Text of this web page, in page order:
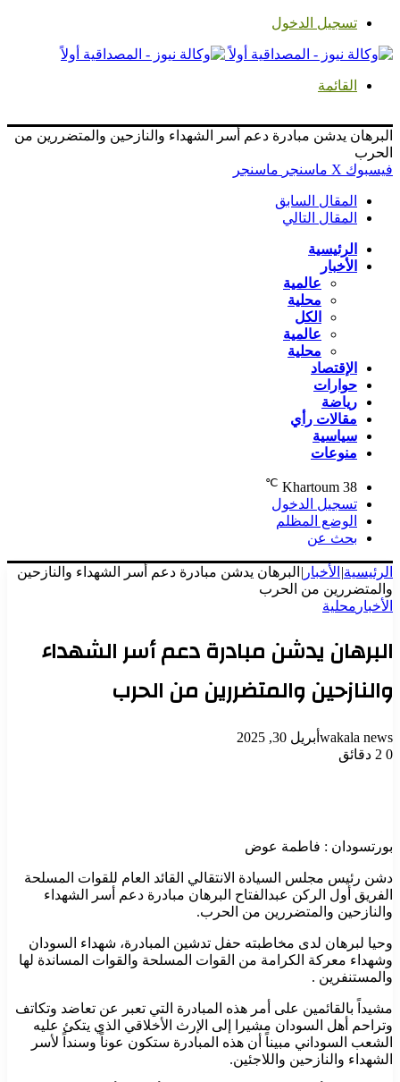
تسجيل الدخول
القائمة
البرهان يدشن مبادرة دعم أسر الشهداء والنازحين والمتضررين من
الحرب
فيسبوك ‫X ماسنجر ماسنجر
المقال السابق
المقال التالي
الرئيسية
الأخبار
عالمية
محلية
الكل
عالمية
محلية
الإقتصاد
حوارات
رياضة
مقالات رأي
سياسية
منوعات
Khartoum 38
℃
تسجيل الدخول
الوضع المظلم
بحث عن
الرئيسية| الأخبار | البرهان يدشن مبادرة دعم أسر الشهداء والنازحين
والمتضررين من الحرب
الأخبار محلية
البرهان يدشن مبادرة دعم أسر الشهداء
والنازحين والمتضررين من الحرب
wakala news أبريل 30, 2025
0
بورتسودان : فاطمة عوض
دشن رئيس مجلس السيادة الانتقالي القائد العام للقوات المسلحة
الفريق أول الركن عبدالفتاح البرهان مبادرة دعم أسر الشهداء
والنازحين والمتضررين من الحرب.
وحيا لبرهان لدى مخاطبته حفل تدشين المبادرة، شهداء السودان
وشهداء معركة الكرامة من القوات المسلحة والقوات المساندة لها
والمستنفرين .
مشيداً بالقائمين على أمر هذه المبادرة التي تعبر عن تعاضد وتكاتف
وتراحم أهل السودان مشيرا إلى الإرث الأخلاقي الذي يتكئ عليه
الشعب السوداني مبيناً أن هذه المبادرة ستكون عوناً وسنداً لأسر
الشهداء والنازحين واللاجئين.